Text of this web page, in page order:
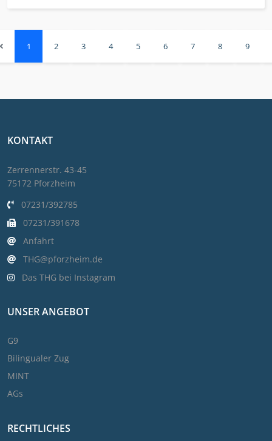
1 2 3 4 5 6 7 8 9
KONTAKT
Zerrennerstr. 43-45
75172 Pforzheim
07231/392785
07231/391678
Anfahrt
THG@pforzheim.de
Das THG bei Instagram
UNSER ANGEBOT
G9
Bilingualer Zug
MINT
AGs
RECHTLICHES